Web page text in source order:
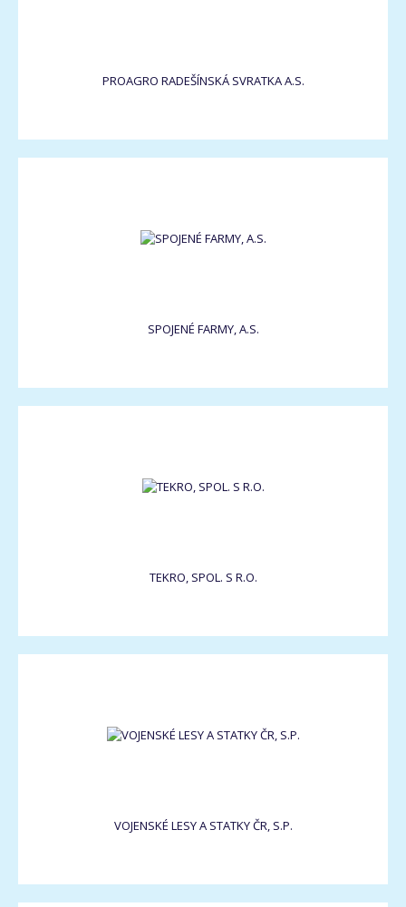
PROAGRO RADEŠÍNSKÁ SVRATKA A.S.
SPOJENÉ FARMY, A.S.
TEKRO, SPOL. S R.O.
VOJENSKÉ LESY A STATKY ČR, S.P.